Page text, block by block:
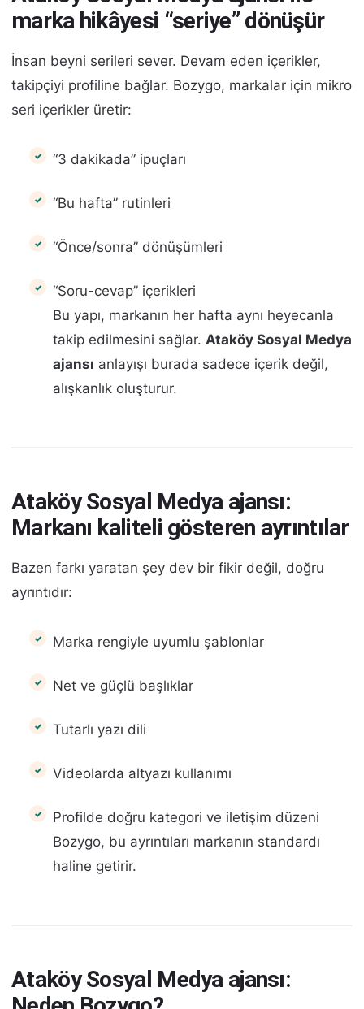
marka hikâyesi “seriye” dönüşür
İnsan beyni serileri sever. Devam eden içerikler,
takipçiyi profiline bağlar. Bozygo, markalar için mikro
seri içerikler üretir:
“3 dakikada” ipuçları
“Bu hafta” rutinleri
“Önce/sonra” dönüşümleri
“Soru-cevap” içerikleri
Bu yapı, markanın her hafta aynı heyecanla
takip edilmesini sağlar. Ataköy Sosyal Medya
ajansı anlayışı burada sadece içerik değil,
alışkanlık oluşturur.
Ataköy Sosyal Medya ajansı:
Markanı kaliteli gösteren ayrıntılar
Bazen farkı yaratan şey dev bir fikir değil, doğru
ayrıntıdır:
Marka rengiyle uyumlu şablonlar
Net ve güçlü başlıklar
Tutarlı yazı dili
Videolarda altyazı kullanımı
Profilde doğru kategori ve iletişim düzeni
Bozygo, bu ayrıntıları markanın standardı
haline getirir.
Ataköy Sosyal Medya ajansı: